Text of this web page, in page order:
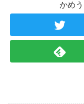
かめ